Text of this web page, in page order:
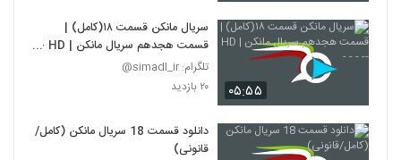
۰۵:۵۵
سریال مانکن قسمت ۱۸(کامل) |
قسمت هجدهم سریال مانکن | HD --
- - -
تلگرام: simadl_ir@
۲۰ بازدید
دانلود قسمت 18 سریال مانکن (کامل/
قانونی)